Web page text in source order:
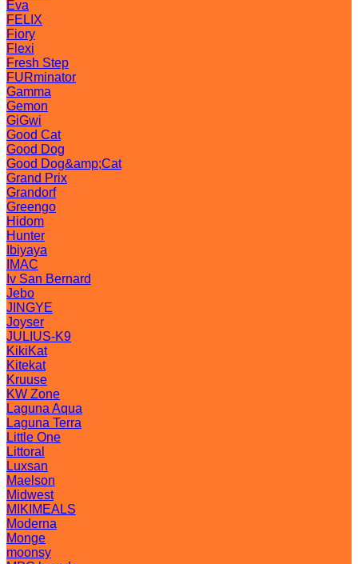
Eva
FELIX
Fiory
Flexi
Fresh Step
FURminator
Gamma
Gemon
GiGwi
Good Cat
Good Dog
Good Dog&amp;Cat
Grand Prix
Grandorf
Greengo
Hidom
Hunter
Ibiyaya
IMAC
Iv San Bernard
Jebo
JINGYE
Joyser
JULIUS-K9
KikiKat
Kitekat
Kruuse
KW Zone
Laguna Aqua
Laguna Terra
Little One
Littoral
Luxsan
Maelson
Midwest
MIKIMEALS
Moderna
Monge
moonsy